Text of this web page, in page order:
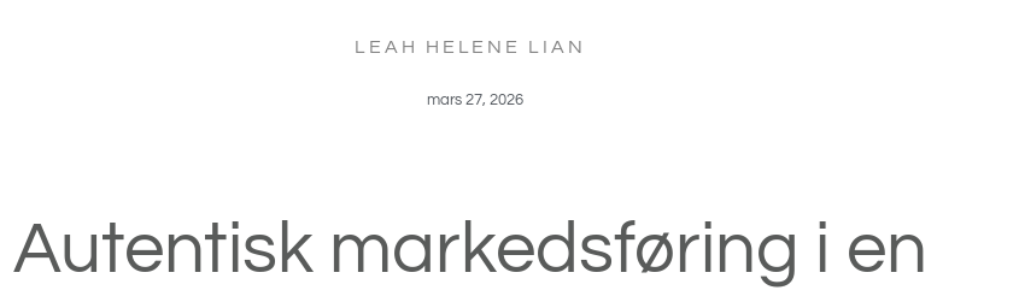
LEAH HELENE LIAN
mars 27, 2026
Autentisk markedsføring i en